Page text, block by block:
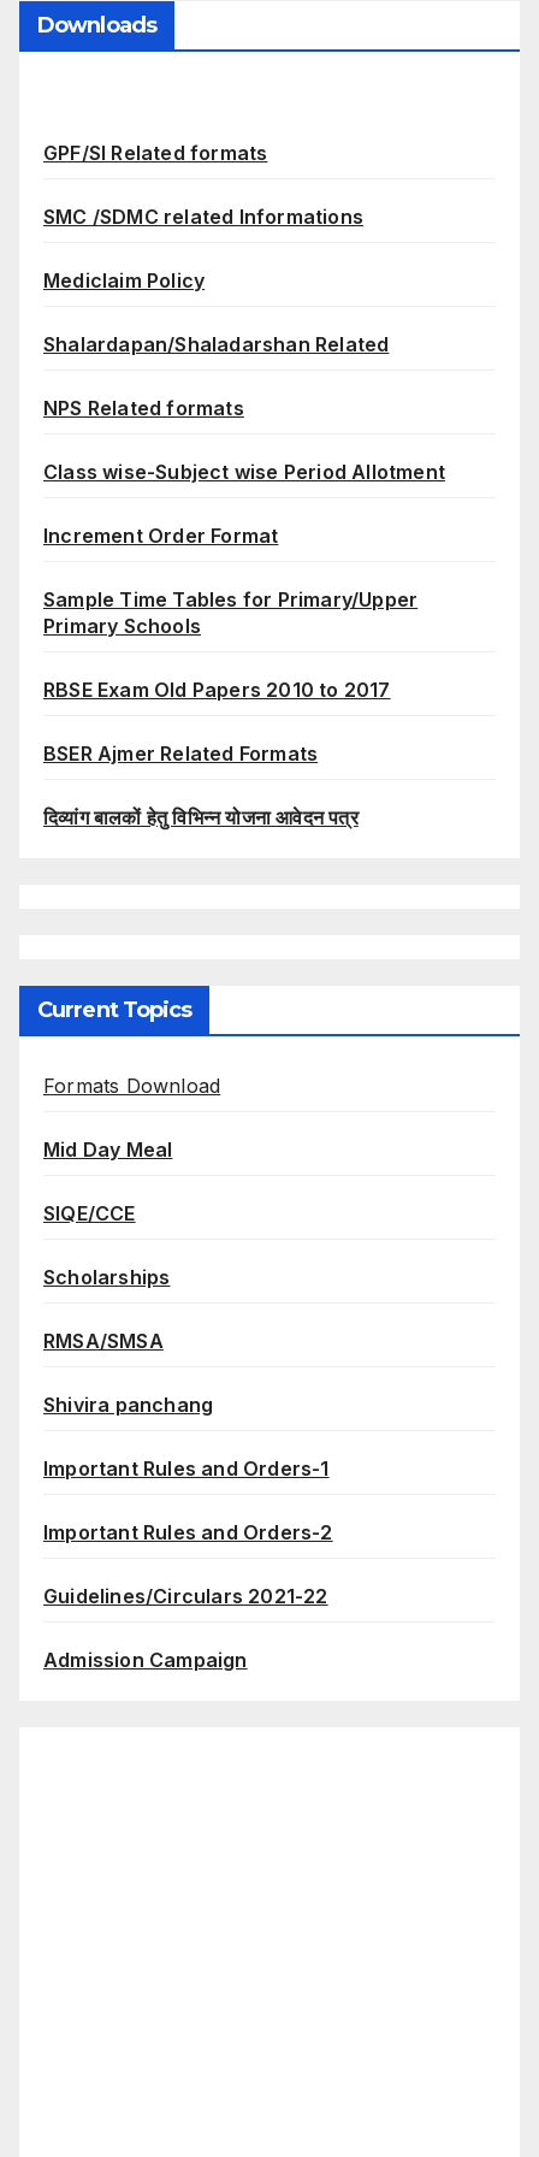
Downloads
GPF/SI Related formats
SMC /SDMC related Informations
Mediclaim Policy
Shalardapan/Shaladarshan Related
NPS Related formats
Class wise-Subject wise Period Allotment
Increment Order Format
Sample Time Tables for Primary/Upper
Primary Schools
RBSE Exam Old Papers 2010 to 2017
BSER Ajmer Related Formats
दिव्यांग बालकों हेतु विभिन्न योजना आवेदन पत्र
Current Topics
Formats Download
Mid Day Meal
SIQE/CCE
Scholarships
RMSA/SMSA
Shivira panchang
Important Rules and Orders-1
Important Rules and Orders-2
Guidelines/Circulars 2021-22
Admission Campaign